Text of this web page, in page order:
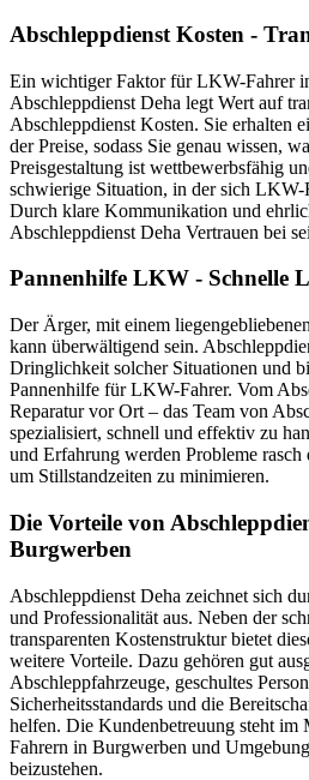
Abschleppdienst Kosten -
Ein wichtiger Faktor für LKW-Fahrer
Abschleppdienst Deha legt Wert auf
Abschleppdienst Kosten. Sie erhalten
der Preise, sodass Sie genau wissen,
Preisgestaltung ist wettbewerbsfähig
schwierige Situation, in der sich LKW-
Durch klare Kommunikation und
Abschleppdienst Deha Vertrauen bei
Pannenhilfe LKW - Schnelle
Der Ärger, mit einem
kann überwältigend sein.
Dringlichkeit solcher Situationen und
Pannenhilfe für LKW-Fahrer. Vom
Reparatur vor Ort – das Team von
spezialisiert, schnell und effektiv zu
und Erfahrung werden Probleme rasch
um Stillstandzeiten zu minimieren.
Die Vorteile von
Burgwerben
Abschleppdienst Deha zeichnet sich
und Professionalität aus. Neben der
transparenten Kostenstruktur bietet
weitere Vorteile. Dazu gehören gut
Abschleppfahrzeuge, geschultes
Sicherheitsstandards und die
helfen. Die Kundenbetreuung steht
Fahrern in Burgwerben und
beizustehen.